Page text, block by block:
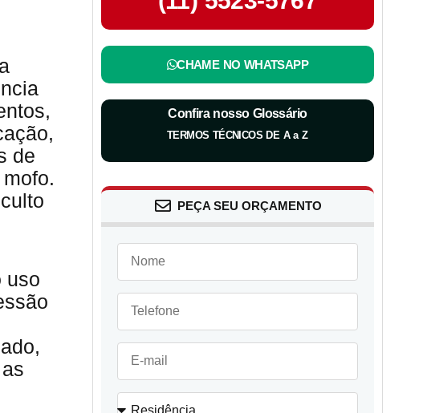
de
uso
CHAME NO WHATSAPP
Confira nosso Glossário
TERMOS TÉCNICOS DE A a Z
PEÇA SEU ORÇAMENTO